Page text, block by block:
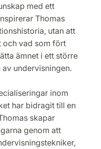
med ett
Thomas
utan att
och vad som fört
ämnet i ett större
undervisningen.
inom
har bidragit till en
skapar
genom att